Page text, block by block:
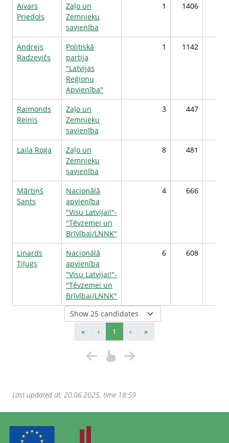
Aivars
Priedols
Zaļo un
Zemnieku
savienība
1 1406
Andrejs
Radzevičs
Politiskā
partija
"Latvijas
Reģionu
Apvienība"
1 1142
Raimonds
Reinis
Zaļo un
Zemnieku
savienība
3 447
Laila Roga
Zaļo un
Zemnieku
savienība
8 481
Mārtiņš
Sants
Nacionālā
apvienība
"Visu Latvijai!"-
"Tēvzemei un
Brīvībai/LNNK"
4 666
Linards
Tiļugs
Nacionālā
apvienība
"Visu Latvijai!"-
"Tēvzemei un
Brīvībai/LNNK"
6 608
« ‹ 1 › »
Last updated at: 20.06.2025. time 18:59